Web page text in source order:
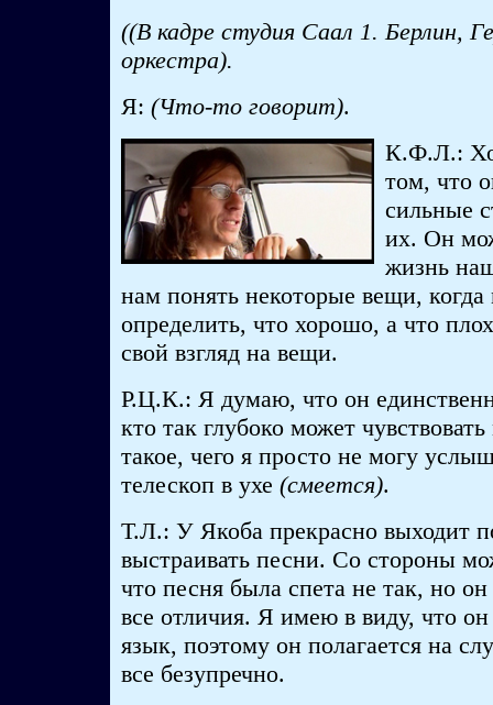
((В кадре студия Саал 1. Берлин,
оркестра).
Я: (Что-то говорит).
К.Ф.Л.:
том, что
сильные
их. Он
жизнь
нам понять некоторые вещи,
определить, что хорошо, а что
свой взгляд на вещи.
Р.Ц.К.: Я думаю, что он
кто так глубоко может
такое, чего я просто не могу
телескоп в ухе (смеется).
Т.Л.: У Якоба прекрасно выходит
выстраивать песни. Со стороны
что песня была спета не так, но
все отличия. Я имею в виду, что
язык, поэтому он полагается на
все безупречно.